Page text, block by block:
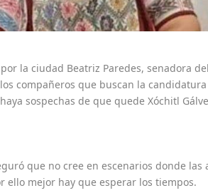
la ciudad Beatriz Paredes, senadora
compañeros que buscan la
sospechas de que quede Xóchitl
que no cree en escenarios donde
ello mejor hay que esperar los tiempos.